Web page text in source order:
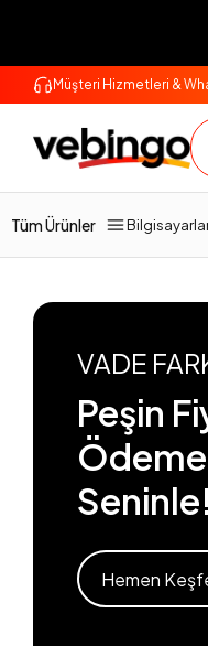
Müşteri Hizmetleri &
Tüm Ürünler
VADE
Peşin
Seninle!
Hemen